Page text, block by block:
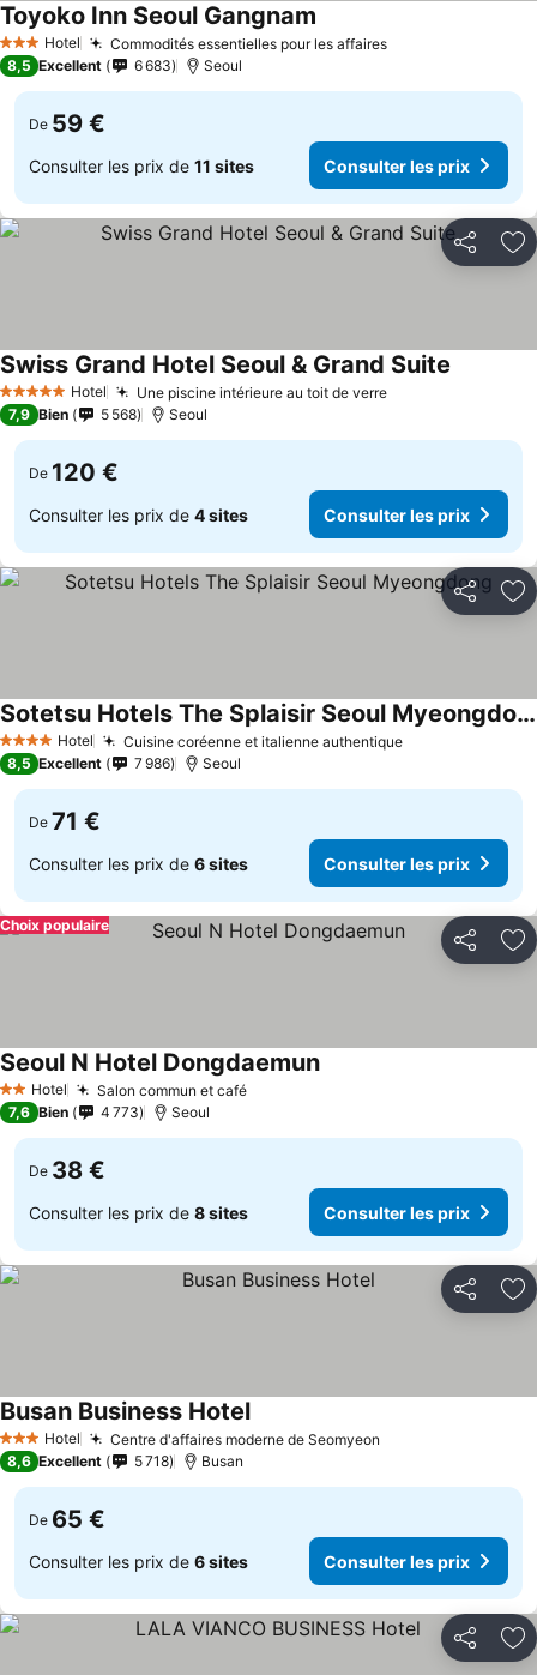
3 ÉtoilesHotel Commodités essentielles pour les affairesConsulter les
Toyoko Inn Seoul Gangnam
8,5 Excellent 6 683 Seoul
De 59 €
Consulter les prix de 11 sites Consulter les prix
Partager
5 Étoiles Hotel Une piscine intérieure au toit de verreConsulter les
Swiss Grand Hotel Seoul & Grand Suite
7,9 Bien 5 568 Seoul
De 120 €
Consulter les prix de 4 sites Consulter les prix
Partager
4 Étoiles Hotel Cuisine coréenne et italienne authentiqueConsulter les
Sotetsu Hotels The Splaisir Seoul Myeongdong
Consulter les prix
8,5 Excellent 7 986 Seoul
De 71 €
Consulter les prix de 6 sites Consulter les prix
Partager
Choix populaire
2 Étoiles
Hotel Salon commun et caféConsulter les prix
Seoul N Hotel DongdaemunConsulter les prix
7,6 Bien 4 773 Seoul
De 38 €
Consulter les prix de 8 sites Consulter les prix
Partager
3 ÉtoilesHotel Centre d'affaires moderne de Seomyeon
Busan Business HotelConsulter les prix
8,6 Excellent 5 718 Busan
De 65 €
Consulter les prix de 6 sites Consulter les prix
Partager